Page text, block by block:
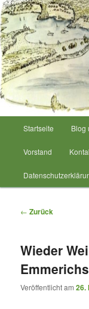
Startseite Blog
Vorstand
Beitrags-
← Zurück
Wieder
Veröffentlicht am26.